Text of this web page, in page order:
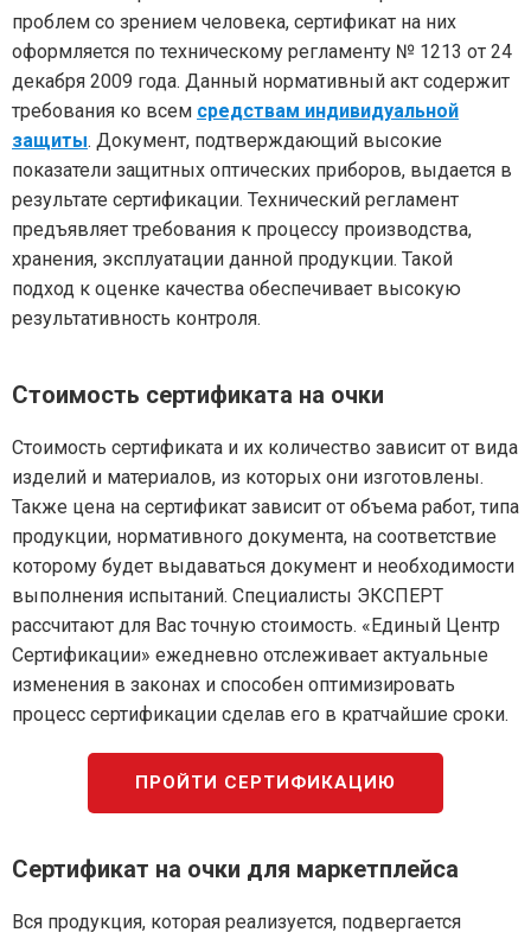
проблем со зрением человека, сертификат на них
оформляется по техническому регламенту № 1213 от 24
декабря 2009 года. Данный нормативный акт содержит
требования ко всем средствам индивидуальной
защиты. Документ, подтверждающий высокие
показатели защитных оптических приборов, выдается в
результате сертификации. Технический регламент
предъявляет требования к процессу производства,
хранения, эксплуатации данной продукции. Такой
подход к оценке качества обеспечивает высокую
результативность контроля.
Стоимость сертификата на очки
Стоимость сертификата и их количество зависит от вида
изделий и материалов, из которых они изготовлены.
Также цена на сертификат зависит от объема работ, типа
продукции, нормативного документа, на соответствие
которому будет выдаваться документ и необходимости
выполнения испытаний. Специалисты ЭКСПЕРТ
рассчитают для Вас точную стоимость. «Единый Центр
Сертификации» ежедневно отслеживает актуальные
изменения в законах и способен оптимизировать
процесс сертификации сделав его в кратчайшие сроки.
ПРОЙТИ СЕРТИФИКАЦИЮ
Сертификат на очки для маркетплейса
Вся продукция, которая реализуется, подвергается